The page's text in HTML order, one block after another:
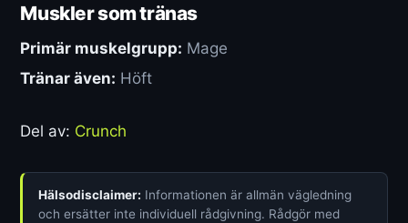
Muskler som tränas
Primär muskelgrupp: Mage
Tränar även: Höft
Del av: Crunch
Hälsodisclaimer: Informationen är allmän vägledning
och ersätter inte individuell rådgivning. Rådgör med